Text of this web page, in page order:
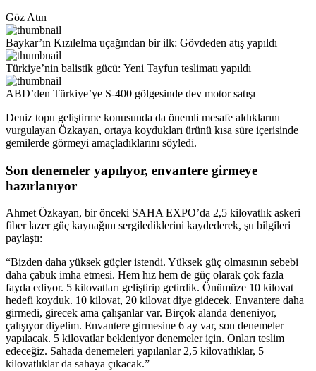
Göz Atın
Baykar’ın Kızılelma uçağından bir ilk: Gövdeden atış yapıldı
Türkiye’nin balistik gücü: Yeni Tayfun teslimatı yapıldı
ABD’den Türkiye’ye S-400 gölgesinde dev motor satışı
Deniz topu geliştirme konusunda da önemli mesafe aldıklarını
vurgulayan Özkayan, ortaya koydukları ürünü kısa süre içerisinde
gemilerde görmeyi amaçladıklarını söyledi.
Son denemeler yapılıyor, envantere girmeye
hazırlanıyor
Ahmet Özkayan, bir önceki SAHA EXPO’da 2,5 kilovatlık askeri
fiber lazer güç kaynağını sergilediklerini kaydederek, şu bilgileri
paylaştı:
“Bizden daha yüksek güçler istendi. Yüksek güç olmasının sebebi
daha çabuk imha etmesi. Hem hız hem de güç olarak çok fazla
fayda ediyor. 5 kilovatları geliştirip getirdik. Önümüze 10 kilovat
hedefi koyduk. 10 kilovat, 20 kilovat diye gidecek. Envantere daha
girmedi, girecek ama çalışanlar var. Birçok alanda deneniyor,
çalışıyor diyelim. Envantere girmesine 6 ay var, son denemeler
yapılacak. 5 kilovatlar bekleniyor denemeler için. Onları teslim
edeceğiz. Sahada denemeleri yapılanlar 2,5 kilovatlıklar, 5
kilovatlıklar da sahaya çıkacak.”